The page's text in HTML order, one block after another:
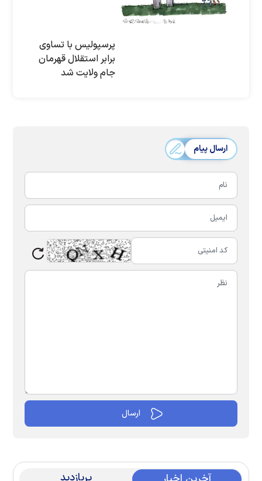
پرسپولیس با تساوی
برابر استقلال قهرمان
جام ولایت شد
ارسال پیام
پربازدید